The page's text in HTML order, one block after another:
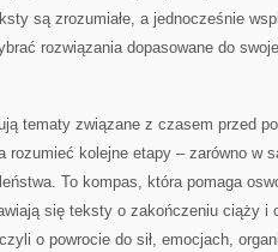
są zrozumiałe, a jednocześnie
rozwiązania dopasowane do
tematy związane z czasem przed
rozumieć kolejne etapy – zarówno w
To kompas, która pomaga
się teksty o zakończeniu ciąży i
o powrocie do sił, emocjach,